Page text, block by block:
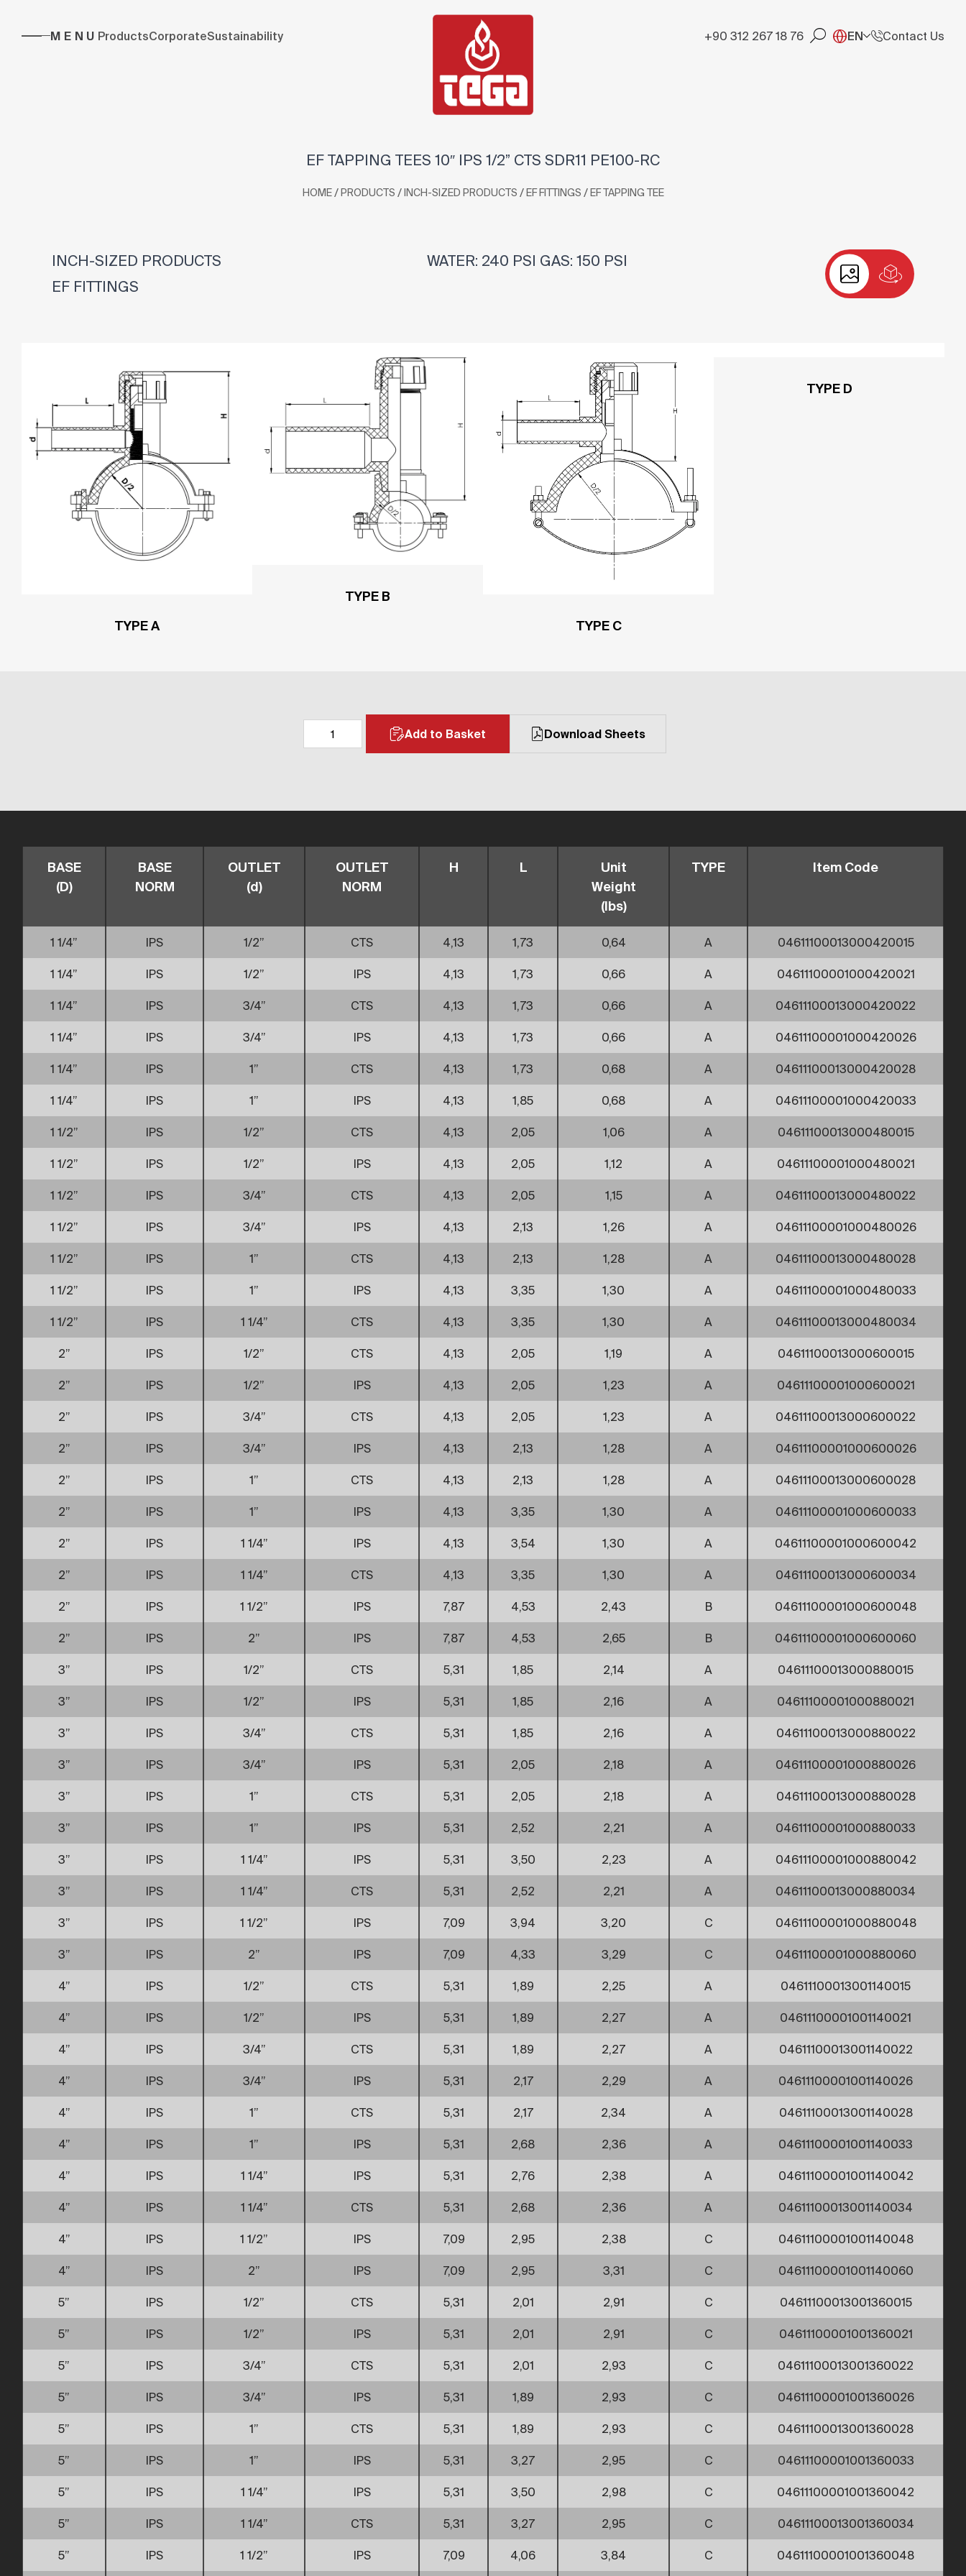
MENU ProductsCorporateSustainability +90 312 267 18 76 EN Contact Us
EF TAPPING TEES 10″ IPS 1/2” CTS SDR11 PE100-RC
HOME / PRODUCTS / INCH-SIZED PRODUCTS / EF FITTINGS / EF TAPPING TEE
INCH-SIZED PRODUCTS
EF FITTINGS
WATER: 240 PSI GAS: 150 PSI
TYPE A
TYPE B
TYPE C
TYPE D
Add to Basket Download Sheets
BASE
(D)
BASE
NORM
OUTLET
(d)
OUTLET
NORM
H L
Unit
Weight
(lbs)
TYPE Item Code
1 1/4” IPS 1/2” CTS 4,13 1,73 0,64 A 04611100013000420015
1 1/4” IPS 1/2” IPS 4,13 1,73 0,66 A 04611100001000420021
1 1/4” IPS 3/4” CTS 4,13 1,73 0,66 A 04611100013000420022
1 1/4” IPS 3/4” IPS 4,13 1,73 0,66 A 04611100001000420026
1 1/4” IPS 1” CTS 4,13 1,73 0,68 A 04611100013000420028
1 1/4” IPS 1” IPS 4,13 1,85 0,68 A 04611100001000420033
1 1/2” IPS 1/2” CTS 4,13 2,05 1,06 A 04611100013000480015
1 1/2” IPS 1/2” IPS 4,13 2,05 1,12 A 04611100001000480021
1 1/2” IPS 3/4” CTS 4,13 2,05 1,15 A 04611100013000480022
1 1/2” IPS 3/4” IPS 4,13 2,13 1,26 A 04611100001000480026
1 1/2” IPS 1” CTS 4,13 2,13 1,28 A 04611100013000480028
1 1/2” IPS 1” IPS 4,13 3,35 1,30 A 04611100001000480033
1 1/2” IPS 1 1/4” CTS 4,13 3,35 1,30 A 04611100013000480034
2” IPS 1/2” CTS 4,13 2,05 1,19 A 04611100013000600015
2” IPS 1/2” IPS 4,13 2,05 1,23 A 04611100001000600021
2” IPS 3/4” CTS 4,13 2,05 1,23 A 04611100013000600022
2” IPS 3/4” IPS 4,13 2,13 1,28 A 04611100001000600026
2” IPS 1” CTS 4,13 2,13 1,28 A 04611100013000600028
2” IPS 1” IPS 4,13 3,35 1,30 A 04611100001000600033
2” IPS 1 1/4” IPS 4,13 3,54 1,30 A 04611100001000600042
2” IPS 1 1/4” CTS 4,13 3,35 1,30 A 04611100013000600034
2” IPS 1 1/2” IPS 7,87 4,53 2,43 B 04611100001000600048
2” IPS 2” IPS 7,87 4,53 2,65 B 04611100001000600060
3” IPS 1/2” CTS 5,31 1,85 2,14 A 04611100013000880015
3” IPS 1/2” IPS 5,31 1,85 2,16 A 04611100001000880021
3” IPS 3/4” CTS 5,31 1,85 2,16 A 04611100013000880022
3” IPS 3/4” IPS 5,31 2,05 2,18 A 04611100001000880026
3” IPS 1” CTS 5,31 2,05 2,18 A 04611100013000880028
3” IPS 1” IPS 5,31 2,52 2,21 A 04611100001000880033
3” IPS 1 1/4” IPS 5,31 3,50 2,23 A 04611100001000880042
3” IPS 1 1/4” CTS 5,31 2,52 2,21 A 04611100013000880034
3” IPS 1 1/2” IPS 7,09 3,94 3,20 C 04611100001000880048
3” IPS 2” IPS 7,09 4,33 3,29 C 04611100001000880060
4” IPS 1/2” CTS 5,31 1,89 2,25 A 04611100013001140015
4” IPS 1/2” IPS 5,31 1,89 2,27 A 04611100001001140021
4” IPS 3/4” CTS 5,31 1,89 2,27 A 04611100013001140022
4” IPS 3/4” IPS 5,31 2,17 2,29 A 04611100001001140026
4” IPS 1” CTS 5,31 2,17 2,34 A 04611100013001140028
4” IPS 1” IPS 5,31 2,68 2,36 A 04611100001001140033
4” IPS 1 1/4” IPS 5,31 2,76 2,38 A 04611100001001140042
4” IPS 1 1/4” CTS 5,31 2,68 2,36 A 04611100013001140034
4” IPS 1 1/2” IPS 7,09 2,95 2,38 C 04611100001001140048
4” IPS 2” IPS 7,09 2,95 3,31 C 04611100001001140060
5” IPS 1/2” CTS 5,31 2,01 2,91 C 04611100013001360015
5” IPS 1/2” IPS 5,31 2,01 2,91 C 04611100001001360021
5” IPS 3/4” CTS 5,31 2,01 2,93 C 04611100013001360022
5” IPS 3/4” IPS 5,31 1,89 2,93 C 04611100001001360026
5” IPS 1” CTS 5,31 1,89 2,93 C 04611100013001360028
5” IPS 1” IPS 5,31 3,27 2,95 C 04611100001001360033
5” IPS 1 1/4” IPS 5,31 3,50 2,98 C 04611100001001360042
5” IPS 1 1/4” CTS 5,31 3,27 2,95 C 04611100013001360034
5” IPS 1 1/2” IPS 7,09 4,06 3,84 C 04611100001001360048